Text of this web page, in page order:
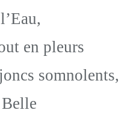
en pleurs
somnolents,